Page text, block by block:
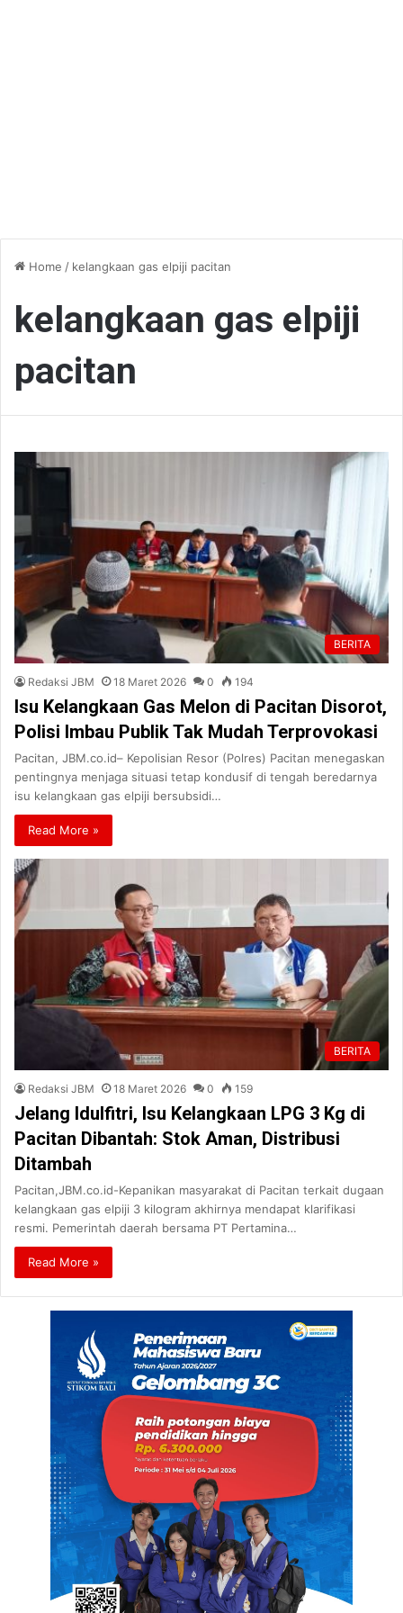
Home / kelangkaan gas elpiji pacitan
kelangkaan gas elpiji
pacitan
BERITA
Redaksi JBM 18 Maret 2026 0 194
Isu Kelangkaan Gas Melon di Pacitan Disorot,
Polisi Imbau Publik Tak Mudah Terprovokasi
Pacitan, JBM.co.id– Kepolisian Resor (Polres) Pacitan menegaskan
pentingnya menjaga situasi tetap kondusif di tengah beredarnya
isu kelangkaan gas elpiji bersubsidi…
Read More »
BERITA
Redaksi JBM 18 Maret 2026 0 159
Jelang Idulfitri, Isu Kelangkaan LPG 3 Kg di
Pacitan Dibantah: Stok Aman, Distribusi
Ditambah
Pacitan,JBM.co.id-Kepanikan masyarakat di Pacitan terkait dugaan
kelangkaan gas elpiji 3 kilogram akhirnya mendapat klarifikasi
resmi. Pemerintah daerah bersama PT Pertamina…
Read More »